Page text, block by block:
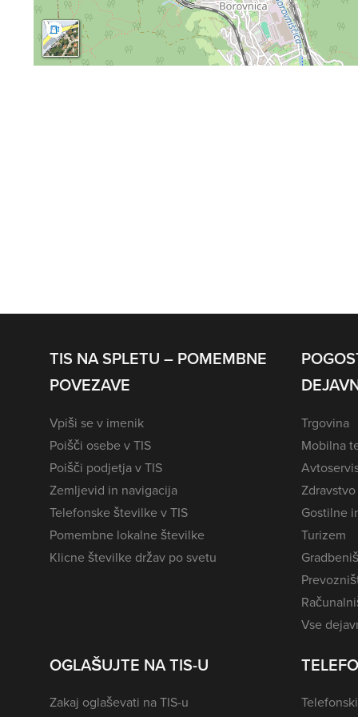
TIS NA SPLETU – POMEMBNE
POVEZAVE
Vpiši se v imenik
Poišči osebe v TIS
Poišči podjetja v TIS
Zemljevid in navigacija
Telefonske številke v TIS
Pomembne lokalne številke
Klicne številke držav po svetu
Trgovina
Mobilna
Zdravstvo
Gostilne
Turizem
Vse
OGLAŠUJTE NA TIS-U
Zakaj oglaševati na TIS-u